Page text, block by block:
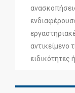
αντικείμενο
ειδικότητες